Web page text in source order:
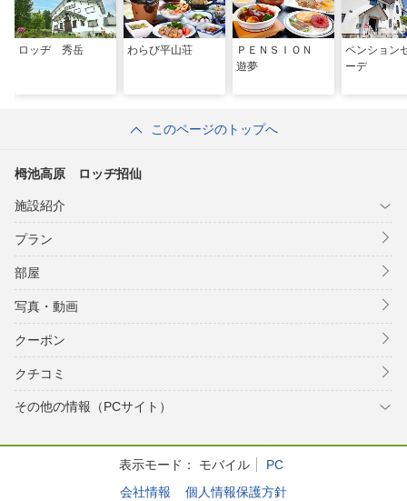
ロッヂ 秀岳 わらび平山荘
ＰＥＮＳＩＯＮ
遊夢
ペンション
ーデ
このページのトップへ
栂池高原 ロッヂ招仙
施設紹介
プラン
部屋
写真・動画
クーポン
クチコミ
その他の情報（PCサイト）
表示モード： モバイル
PC
会社情報
個人情報保護方針